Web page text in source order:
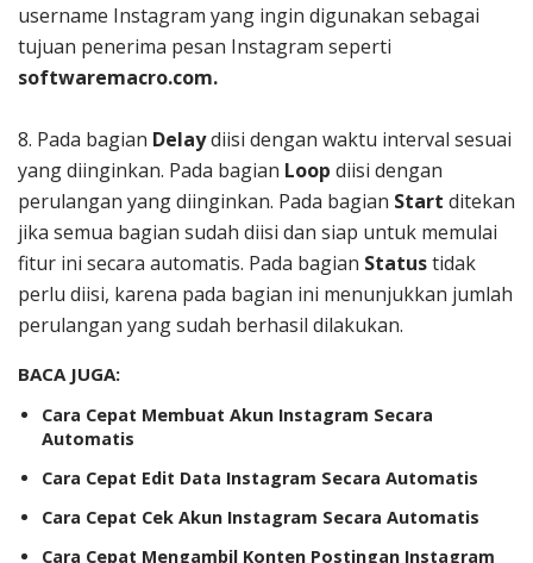
username Instagram yang ingin digunakan sebagai
tujuan penerima pesan Instagram seperti
softwaremacro.com.
8. Pada bagian Delaydiisi dengan waktu interval sesuai
yang diinginkan. Pada bagian Loop diisi dengan
perulangan yang diinginkan. Pada bagian Start ditekan
jika semua bagian sudah diisi dan siap untuk memulai
fitur ini secara automatis. Pada bagian Statustidak
perlu diisi, karena pada bagian ini menunjukkan jumlah
perulangan yang sudah berhasil dilakukan.
BACA JUGA:
Cara Cepat Membuat Akun Instagram Secara
Automatis
Cara Cepat Edit Data Instagram Secara Automatis
Cara Cepat Cek Akun Instagram Secara Automatis
Cara Cepat Mengambil Konten Postingan Instagram